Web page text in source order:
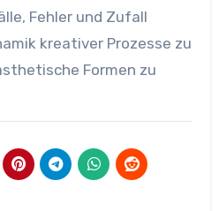
Fehler und Zufall
kreativer Prozesse zu
Formen zu